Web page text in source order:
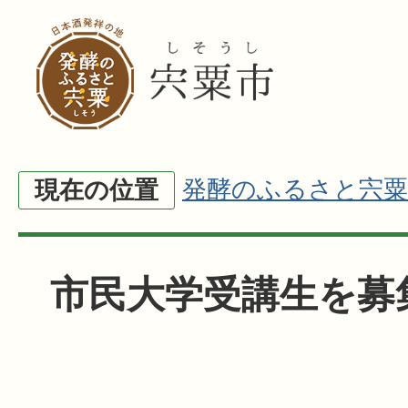
現在の位置 発酵のふるさと宍粟
市民大学受講生を募